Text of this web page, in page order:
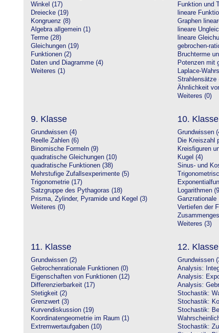
Winkel (17)
Dreiecke (19)
Kongruenz (8)
Algebra allgemein (1)
Terme (28)
Gleichungen (19)
Funktionen (2)
Daten und Diagramme (4)
Weiteres (1)
Funktion und
lineare
Graphen
lineare
lineare
gebrochen-
Bruchterme
Potenzen mit
Laplace-
Strahlensätze
Ähnlichkeit
Weiteres (0)
9. Klasse
Grundwissen (4)
Reelle Zahlen (6)
Binomische Formeln (9)
quadratische Gleichungen (10)
quadratische Funktionen (38)
Mehrstufige Zufallsexperimente (5)
Trigonometrie (17)
Satzgruppe des Pythagoras (18)
Prisma, Zylinder, Pyramide und Kegel (3)
Weiteres (0)
10. Klasse
Grundwissen
Die Kreiszahl
Kreisfiguren
Kugel (4)
Sinus- und
Logarithmen
Ganzrationale
Vertiefen der
Weiteres (3)
11. Klasse
Grundwissen (2)
Gebrochenrationale Funktionen (0)
Eigenschaften von Funktionen (12)
Differenzierbarkeit (17)
Stetigkeit (2)
Grenzwert (3)
Kurvendiskussion (19)
Koordinatengeometrie im Raum (1)
Extremwertaufgaben (10)
12. Klasse
Grundwissen
Analysis:
Analysis:
Analysis:
Stochastik:
Stochastik:
Stochastik:
Stochastik: